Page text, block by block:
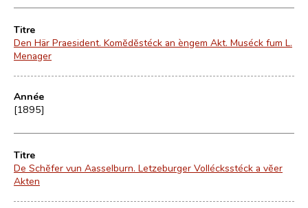
Titre
Den Här Praesident. Komĕdĕstéck an èngem Akt. Muséck fum L.
Menager
Année
[1895]
Titre
De Schĕfer vun Aasselburn. Letzeburger Vollécksstéck a vĕer
Akten